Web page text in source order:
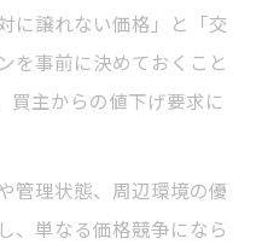
に譲れない価格」と「交
を事前に決めておくこと
買主からの値下げ要求に
管理状態、周辺環境の優
、単なる価格競争になら